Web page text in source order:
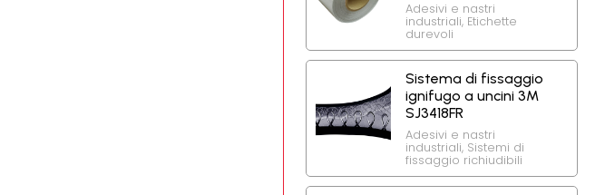
Adesivi e nastri
industriali, Etichette
durevoli
Sistema di fissaggio
ignifugo a uncini 3M
SJ3418FR
Adesivi e nastri
industriali, Sistemi di
fissaggio richiudibili